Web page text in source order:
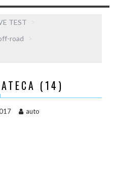
TEST
road
(14)
auto